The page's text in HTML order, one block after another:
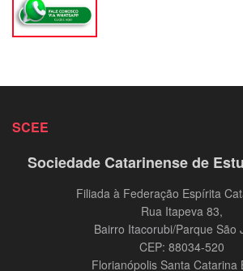
SCEE
Sociedade Catarinense de
Filiada à Federação Espírita
Rua Itapeva 83,
Bairro Itacorubi/Parque São
CEP: 88034-520
Florianópolis Santa Catarina